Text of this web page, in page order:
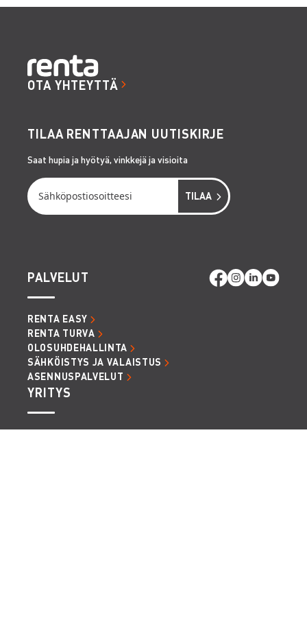
OTA YHTEYTTÄ
TILAA RENTTAAJAN UUTISKIRJE
Saat hupia ja hyötyä, vinkkejä ja visioita
PALVELUT
RENTA EASY
RENTA TURVA
OLOSUHDEHALLINTA
SÄHKÖISTYS JA VALAISTUS
ASENNUSPALVELUT
YRITYS
HISTORIA